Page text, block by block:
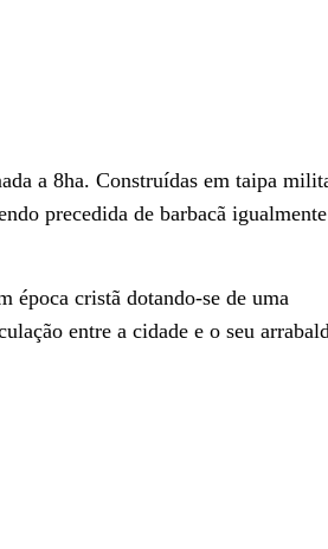
a 8ha. Construídas em taipa
precedida de barbacã
época cristã dotando-se de uma
entre a cidade e o seu